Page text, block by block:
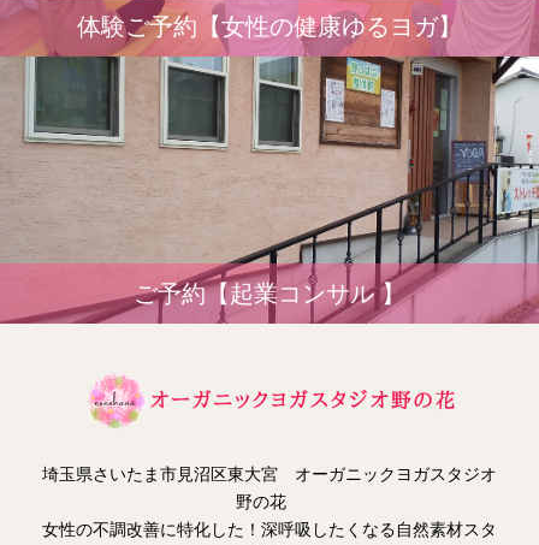
体験ご予約【女性の健康ゆるヨガ】
ご予約【起業コンサル 】
埼玉県さいたま市見沼区東大宮 オーガニックヨガスタジオ
野の花
女性の不調改善に特化した！深呼吸したくなる自然素材スタ